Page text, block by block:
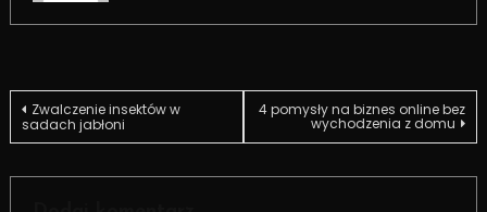
Nawigacja
Zwalczenie insektów w
sadach jabłoni
4 pomysły na biznes online bez
wychodzenia z domu